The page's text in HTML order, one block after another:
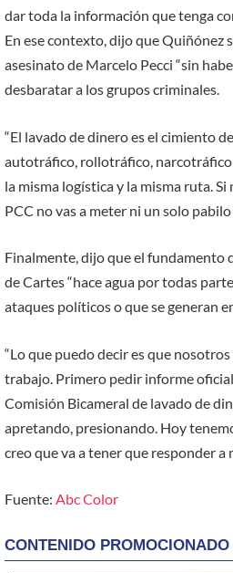
dar toda la información que tenga
En ese contexto, dijo que Quiñónez
asesinato de Marcelo Pecci “sin
desbaratar a los grupos criminales.
“El lavado de dinero es el cimiento
autotráfico, rollotráfico,
la misma logística y la misma ruta.
PCC no vas a meter ni un solo
Finalmente, dijo que el fundamento
de Cartes “hace agua por todas
ataques políticos o que se generan
“Lo que puedo decir es que
trabajo. Primero pedir informe
Comisión Bicameral de lavado de
apretando, presionando. Hoy
creo que va a tener que responder a
Fuente: Abc Color